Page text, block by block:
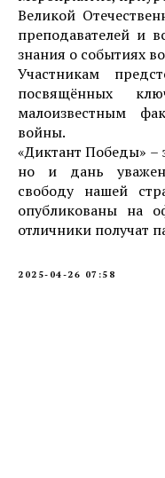
Великой
преподавателей и
знания о событиях
Участникам
посвящённых
малоизвестным
войны.
«Диктант Победы» –
но и дань
свободу нашей
опубликованы на
отличники получат
2025-04-26 07:58